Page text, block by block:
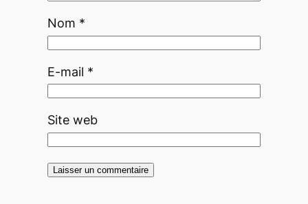
Nom *
E-mail *
Site web